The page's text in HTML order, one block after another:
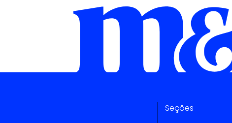
Seções